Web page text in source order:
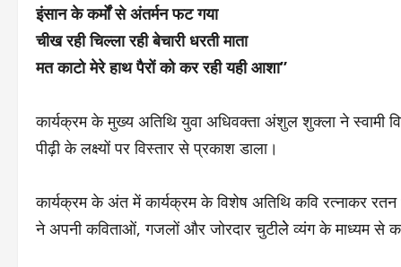
इंसान के कर्मों से अंतर्मन फट गया
चीख रही चिल्ला रही बेचारी धरती माता
मत काटो मेरे हाथ पैरों को कर रही यही आशा”
कार्यक्रम के मुख्य अतिथि युवा अधिवक्ता अंशुल शुक्ला ने
पीढ़ी के लक्ष्यों पर विस्तार से प्रकाश डाला।
कार्यक्रम के अंत में कार्यक्रम के विशेष अतिथि कवि रत्नाकर
ने अपनी कविताओं, गजलों और जोरदार चुटीलेे व्यंग के माध्यम से